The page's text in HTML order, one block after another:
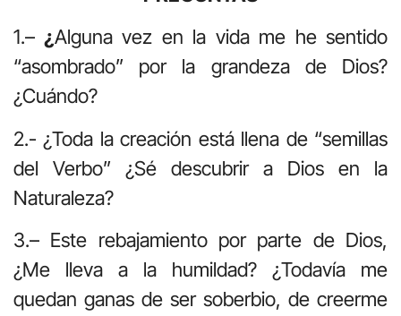
1.– ¿Alguna vez en la vida me he sentido
“asombrado” por la grandeza de Dios?
¿Cuándo?
2.- ¿Toda la creación está llena de “semillas
del Verbo” ¿Sé descubrir a Dios en la
Naturaleza?
3.– Este rebajamiento por parte de Dios,
¿Me lleva a la humildad? ¿Todavía me
quedan ganas de ser soberbio, de creerme